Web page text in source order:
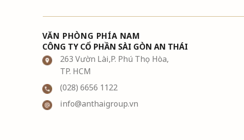
VĂN PHÒNG PHÍA NAM
CÔNG TY CỔ PHẦN SÀI GÒN AN THÁI
263 Vườn Lài,P. Phú Thọ Hòa,
TP. HCM
(028) 6656 1122
info@anthaigroup.vn